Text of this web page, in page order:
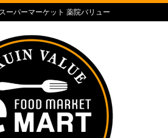
ーパーマーケット 薬院バリュー